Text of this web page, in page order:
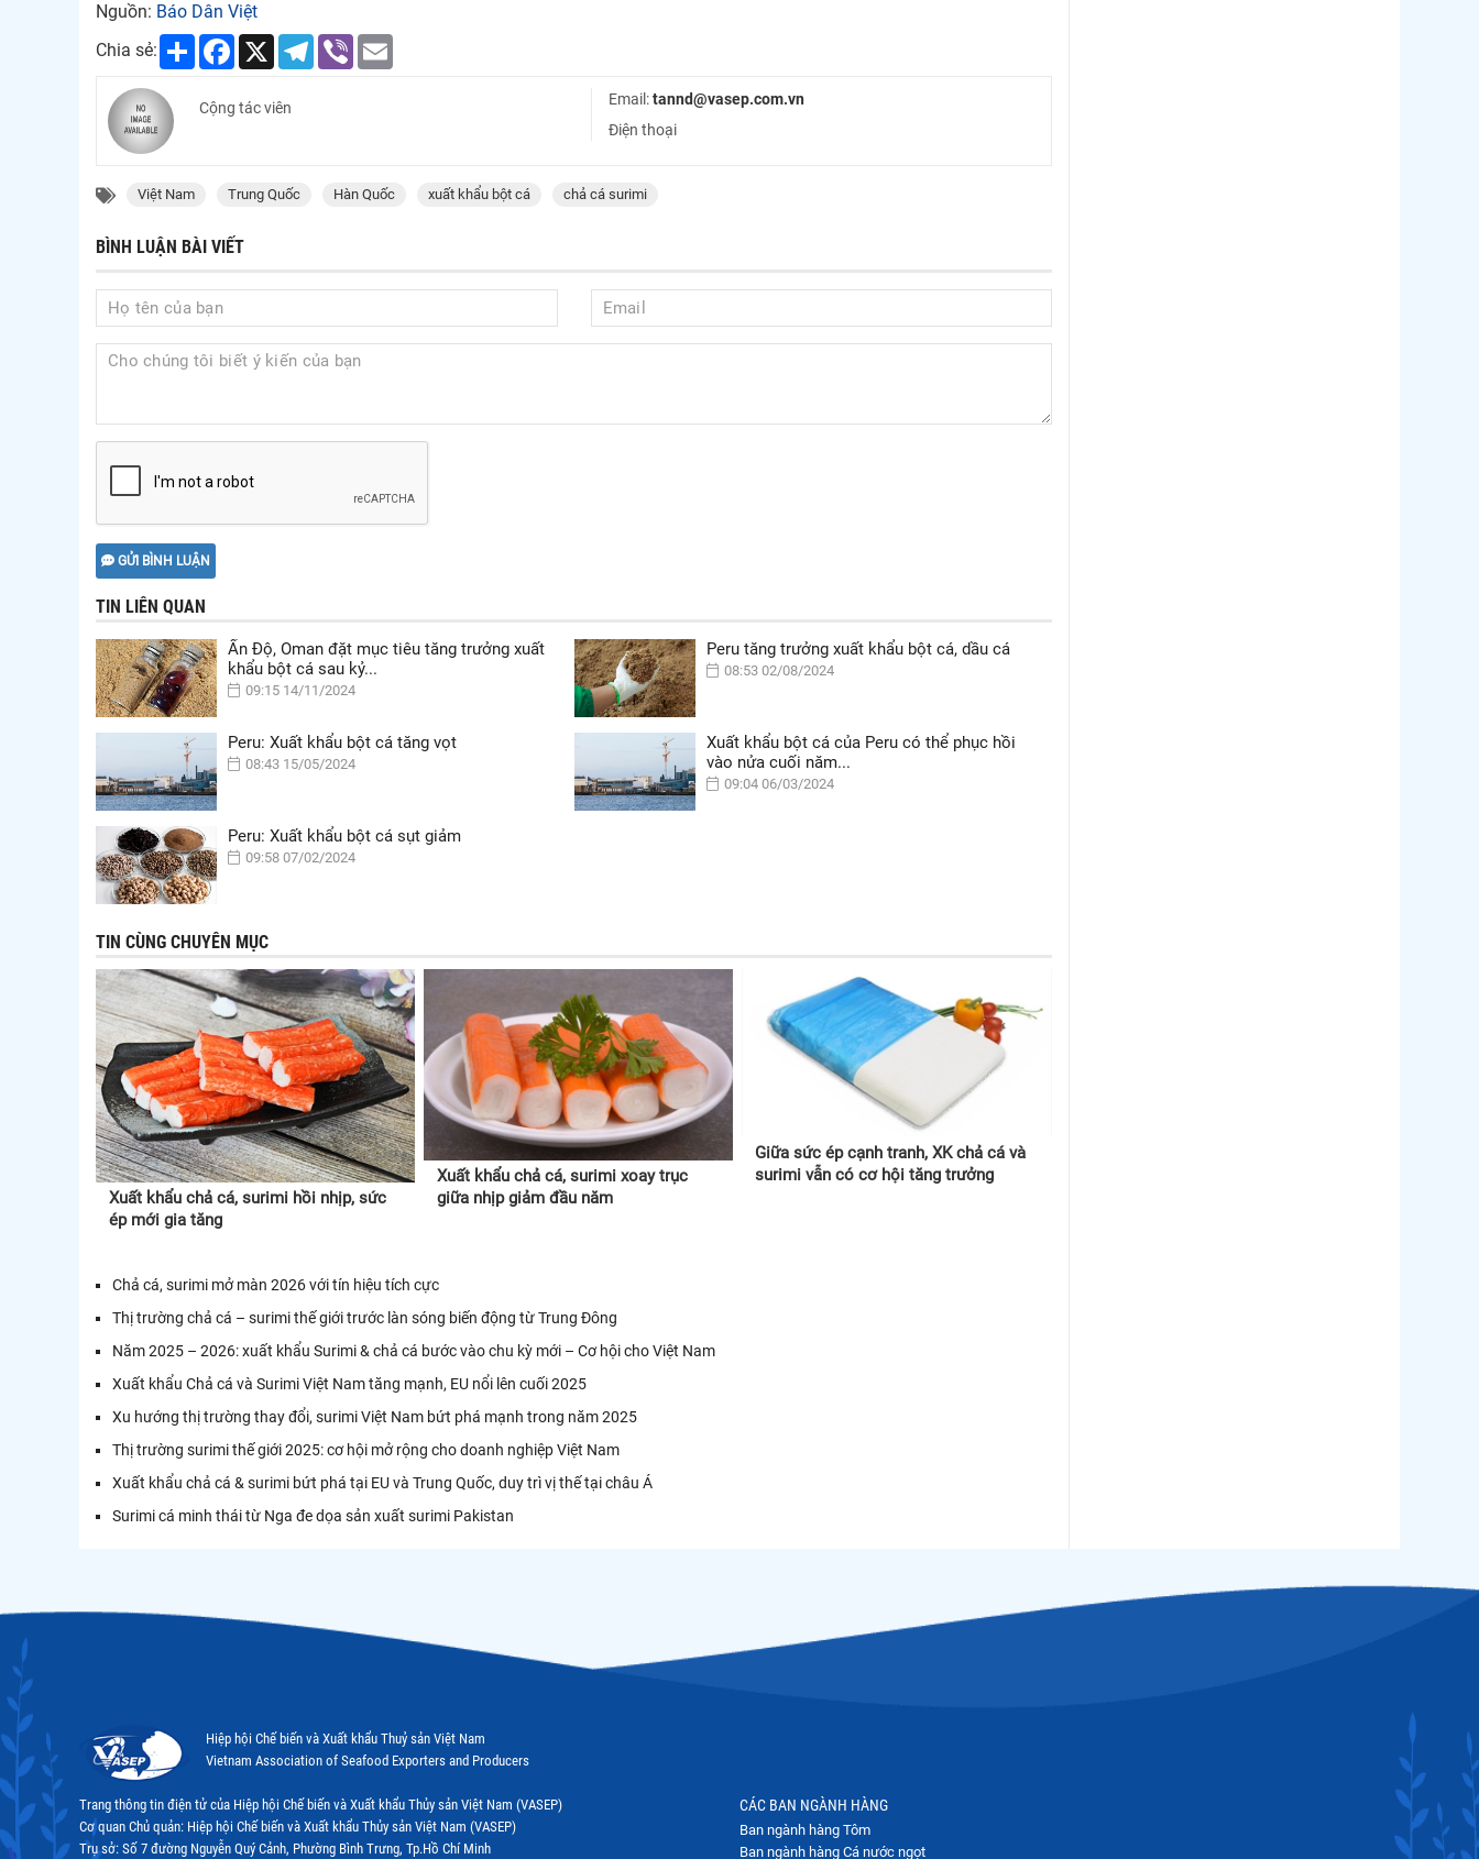
Nguồn: Báo Dân Việt
Chia sẻ:
Share Facebook
X Telegram
Viber
Cộng tác viên Email:tannd@vasep.com.vn
Điện thoại
Việt Nam Trung Quốc Hàn Quốc xuất khẩu bột cá chả cá surimi
BÌNH LUẬN BÀI VIẾT
GỬI BÌNH LUẬN
TIN LIÊN QUAN
Ấn Độ, Oman đặt mục tiêu tăng trưởng xuất
khẩu bột cá sau kỷ...
09:15 14/11/2024
Peru tăng trưởng xuất khẩu bột cá, dầu cá
08:53 02/08/2024
Peru: Xuất khẩu bột cá tăng vọt
08:43 15/05/2024
Xuất khẩu bột cá của Peru có thể phục hồi
vào nửa cuối năm...
09:04 06/03/2024
Peru: Xuất khẩu bột cá sụt giảm
09:58 07/02/2024
TIN CÙNG CHUYÊN MỤC
Xuất khẩu chả cá, surimi hồi nhịp, sức
ép mới gia tăng
Xuất khẩu chả cá, surimi xoay trục
giữa nhịp giảm đầu năm
Giữa sức ép cạnh tranh, XK chả cá và
surimi vẫn có cơ hội tăng trưởng
Chả cá, surimi mở màn 2026 với tín hiệu tích cực
Thị trường chả cá – surimi thế giới trước làn sóng biến động từ Trung Đông
Năm 2025 – 2026: xuất khẩu Surimi & chả cá bước vào chu kỳ mới – Cơ hội cho Việt Nam
Xuất khẩu Chả cá và Surimi Việt Nam tăng mạnh, EU nổi lên cuối 2025
Xu hướng thị trường thay đổi, surimi Việt Nam bứt phá mạnh trong năm 2025
Thị trường surimi thế giới 2025: cơ hội mở rộng cho doanh nghiệp Việt Nam
Xuất khẩu chả cá & surimi bứt phá tại EU và Trung Quốc, duy trì vị thế tại châu Á
Surimi cá minh thái từ Nga đe dọa sản xuất surimi Pakistan
Hiệp hội Chế biến và Xuất khẩu Thuỷ sản Việt Nam
Vietnam Association of Seafood Exporters and Producers
Trang thông tin điện tử của Hiệp hội Chế biến và Xuất khẩu Thủy sản Việt Nam (VASEP)
Cơ quan Chủ quản: Hiệp hội Chế biến và Xuất khẩu Thủy sản Việt Nam (VASEP)
Trụ sở: Số 7 đường Nguyễn Quý Cảnh, Phường Bình Trưng, Tp.Hồ Chí Minh
CÁC BAN NGÀNH HÀNG
Ban ngành hàng Tôm
Ban ngành hàng Cá nước ngọt